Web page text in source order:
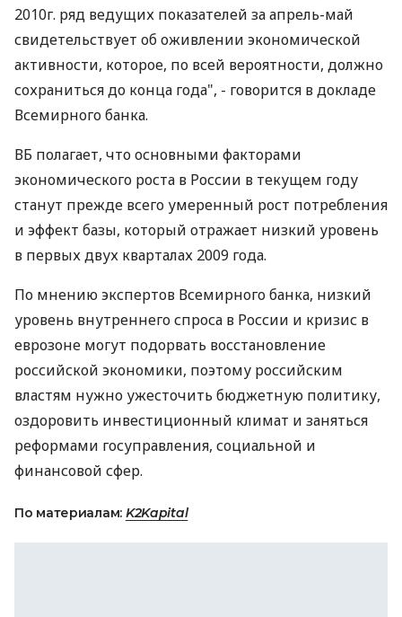
2010г. ряд ведущих показателей за апрель-май
свидетельствует об оживлении экономической
активности, которое, по всей вероятности, должно
сохраниться до конца года", - говорится в докладе
Всемирного банка.
ВБ полагает, что основными факторами
экономического роста в России в текущем году
станут прежде всего умеренный рост потребления
и эффект базы, который отражает низкий уровень
в первых двух кварталах 2009 года.
По мнению экспертов Всемирного банка, низкий
уровень внутреннего спроса в России и кризис в
еврозоне могут подорвать восстановление
российской экономики, поэтому российским
властям нужно ужесточить бюджетную политику,
оздоровить инвестиционный климат и заняться
реформами госуправления, социальной и
финансовой сфер.
По материалам: K2Kapital